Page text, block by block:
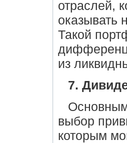
отраслей,
оказывать
Такой
из
7.
выбор
которым